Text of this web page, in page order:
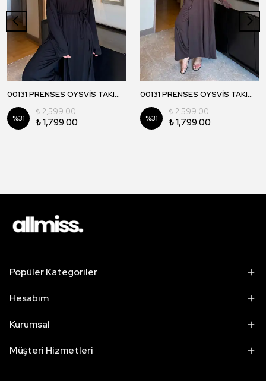
00131 PRENSES OYSVİS TAKIM - Siyah
%31
₺ 2,599.00
₺ 1,799.00
00131 PRENSES OYSVİS TAKIM - Kahverengi
%31
₺ 2,599.00
₺ 1,799.00
Popüler Kategoriler
Hesabım
Kurumsal
Müşteri Hizmetleri